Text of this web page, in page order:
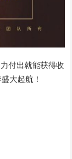
付出就能获得收
大起航！